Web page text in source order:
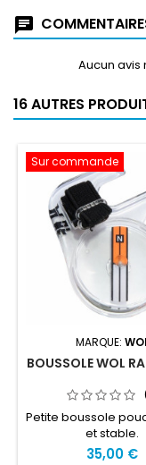
Aucun
16 AUTRES
Sur commande
MARQUE:
BOUSSOLE WOL
Petite boussole
et stable.
35,00 €